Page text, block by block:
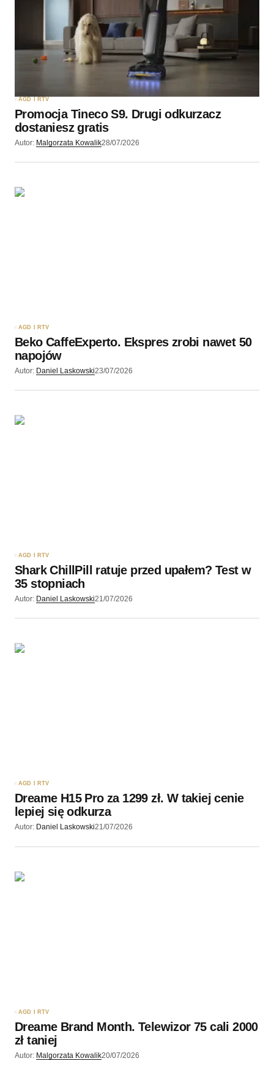
AGD I RTV
Promocja Tineco S9. Drugi odkurzacz
dostaniesz gratis
Autor: Malgorzata Kowalik28/07/2026
AGD I RTV
Beko CaffeExperto. Ekspres zrobi nawet 50
napojów
Autor: Daniel Laskowski23/07/2026
AGD I RTV
Shark ChillPill ratuje przed upałem? Test w
35 stopniach
Autor: Daniel Laskowski21/07/2026
AGD I RTV
Dreame H15 Pro za 1299 zł. W takiej cenie
lepiej się odkurza
Autor: Daniel Laskowski21/07/2026
AGD I RTV
Dreame Brand Month. Telewizor 75 cali 2000
zł taniej
Autor: Malgorzata Kowalik20/07/2026